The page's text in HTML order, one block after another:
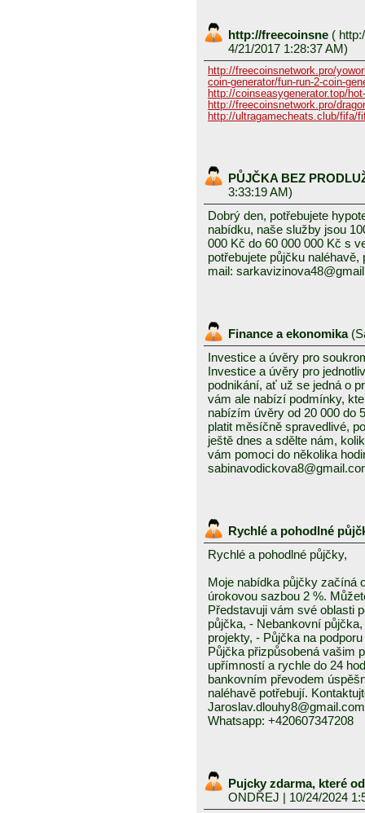
http://freecoinsne (
4/21/2017 1:28:37 AM)
http://freecoinsnetwork.pro/
coin-generator/fun-run-2-coin-
http://coinseasygenerator.top/
http://freecoinsnetwork.pro/
http://ultragamecheats.club/fifa/
PŮJČKA BEZ
3:33:19 AM)
Dobrý den, potřebujete
nabídku, naše služby jsou
000 Kč do 60 000 000 Kč s
potřebujete půjčku
mail:
Finance a ekonomika (
Investice a úvěry pro
Investice a úvěry pro
podnikání, ať už se jedná o
vám ale nabízí podmínky,
nabízím úvěry od 20 000 do
platit měsíčně spravedlivé,
ještě dnes a sdělte nám,
vám pomoci do několika
Rychlé a pohodlné
Rychlé a pohodlné půjčky,
Moje nabídka půjčky začíná
úrokovou sazbou 2 %.
Představuji vám své oblasti
půjčka, - Nebankovní
projekty, - Půjčka na
Půjčka přizpůsobená vašim
upřímností a rychle do 24
bankovním převodem
naléhavě potřebují.
Jaroslav.dlouhy8@gmail.com
Whatsapp: +420607347208
Pujcky zdarma, které
ONDŘEJ | 10/24/2024